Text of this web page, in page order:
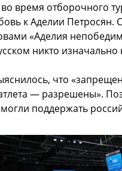
время отборочного
к Аделии Петросян.
«Аделия
никто изначально
что
— разрешены».
поддержать